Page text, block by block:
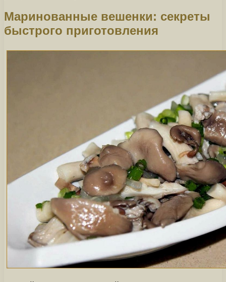
Маринованные вешенки: секреты
быстрого приготовления